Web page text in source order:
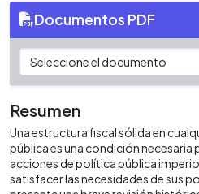
Documentos PDF
Resumen
Una estructura fiscal sólida en
pública es una condición necesaria
acciones de política pública
satisfacer las necesidades de sus